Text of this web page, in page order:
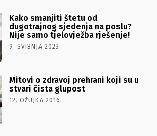
Kako smanjiti štetu od
dugotrajnog sjedenja na poslu?
Nije samo tjelovježba rješenje!
9. SVIBNJA 2023.
Mitovi o zdravoj prehrani koji su u
stvari čista glupost
12. OŽUJKA 2016.